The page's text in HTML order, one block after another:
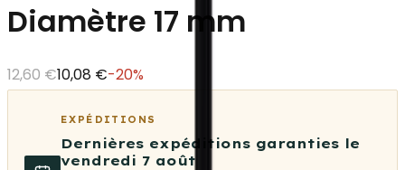
Diamètre 17 mm
12,60 €10,08 €-20%
EXPÉDITIONS
Dernières expéditions garanties le
vendredi 7 août